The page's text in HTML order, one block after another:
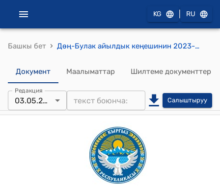
KG RU
Башкы бет › Дөң-Булак айылдык кеңешинин 2023-жылдын 03-майындагы № 57 "Муниципалдык кызматчынын кызматтык маянасына үстөк акы белгилөө жөнүндө" токтому
Документ Маалыматтар Шилтеме документтер
Редакция
03.05.2023 Салыштыруу